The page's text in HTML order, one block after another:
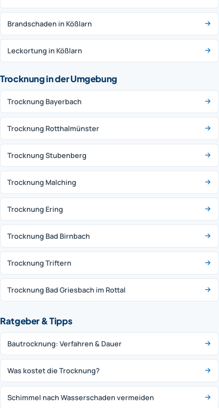
Brandschaden in Kößlarn
Leckortung in Kößlarn
Trocknung in der Umgebung
Trocknung Bayerbach
Trocknung Rotthalmünster
Trocknung Stubenberg
Trocknung Malching
Trocknung Ering
Trocknung Bad Birnbach
Trocknung Triftern
Trocknung Bad Griesbach im Rottal
Ratgeber & Tipps
Bautrocknung: Verfahren & Dauer
Was kostet die Trocknung?
Schimmel nach Wasserschaden vermeiden